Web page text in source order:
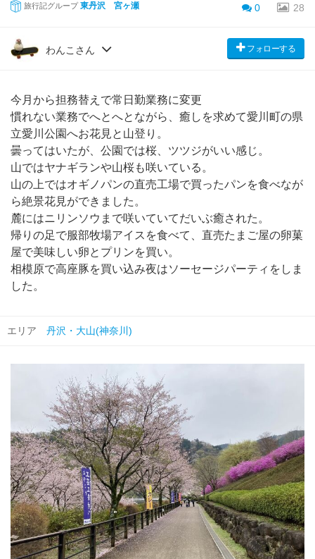
旅行記グループ 東丹沢 宮ヶ瀬 0 28
わんこさん フォローする
今月から担務替えで常日勤業務に変更
慣れない業務でへとへとながら、癒しを求めて愛川町の県
立愛川公園へお花見と山登り。
曇ってはいたが、公園では桜、ツツジがいい感じ。
山ではヤナギランや山桜も咲いている。
山の上ではオギノパンの直売工場で買ったパンを食べなが
ら絶景花見ができました。
麓にはニリンソウまで咲いていてだいぶ癒された。
帰りの足で服部牧場アイスを食べて、直売たまご屋の卵菓
屋で美味しい卵とプリンを買い。
相模原で高座豚を買い込み夜はソーセージパーティをしま
した。
エリア 丹沢・大山(神奈川)